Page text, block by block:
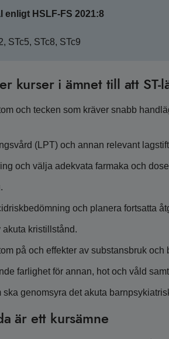
enligt HSLF-FS 2021:8
STc5, STc8, STc9
kurser i ämnet till att ST-
och tecken som kräver snabb
(LPT) och annan relevant
och välja adekvata farmaka och
och planera fortsatta
kristillstånd.
på och effekter av substansbruk och
farlighet för annan, hot och våld
genomsyra det akuta
är ett kursämne